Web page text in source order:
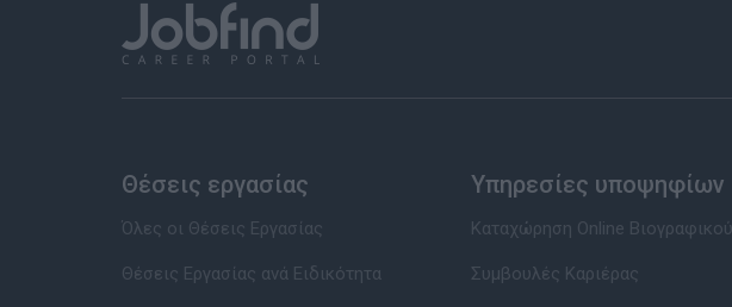
Θέσεις εργασίας
Όλες οι Θέσεις Εργασίας
Θέσεις Εργασίας ανά Ειδικότητα
Υπηρεσίες υποψηφίων
Καταχώρηση Online Βιογραφικού
Συμβουλές Καριέρας